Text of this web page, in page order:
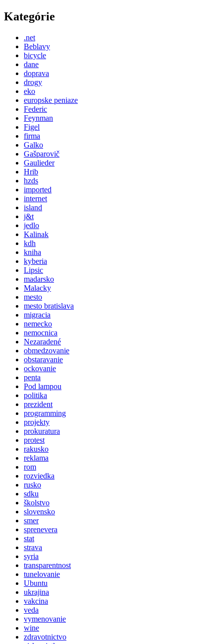
Kategórie
.net
Beblavy
bicycle
dane
doprava
drogy
eko
europske peniaze
Federic
Feynman
Figel
firma
Galko
Gašparovič
Gaulieder
Hrib
hzds
imported
internet
island
j&t
jedlo
Kalinak
kdh
kniha
kyberia
Lipsic
madarsko
Malacky
mesto
mesto bratislava
migracia
nemecko
nemocnica
Nezaradené
obmedzovanie
obstaravanie
ockovanie
penta
Pod lampou
politika
prezident
programming
projekty
prokuratura
protest
rakusko
reklama
rom
rozviedka
rusko
sdku
školstvo
slovensko
smer
sprenevera
stat
strava
syria
transparentnost
tunelovanie
Ubuntu
ukrajina
vakcina
veda
vymenovanie
wine
zdravotnictvo